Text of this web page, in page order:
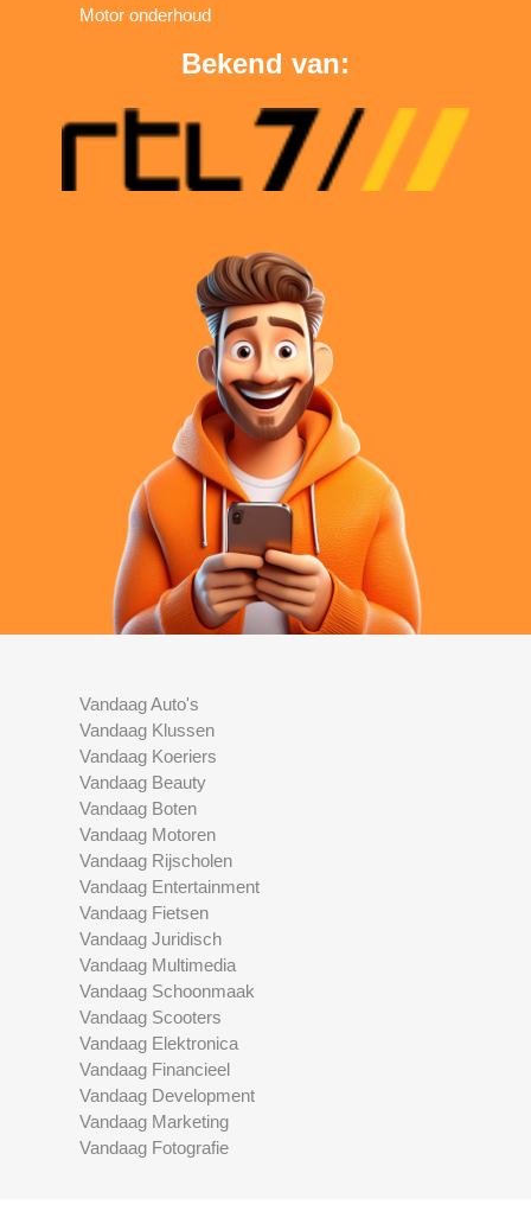
Motor onderhoud
Bekend van:
Vandaag Auto's
Vandaag Klussen
Vandaag Koeriers
Vandaag Beauty
Vandaag Boten
Vandaag Motoren
Vandaag Rijscholen
Vandaag Entertainment
Vandaag Fietsen
Vandaag Juridisch
Vandaag Multimedia
Vandaag Schoonmaak
Vandaag Scooters
Vandaag Elektronica
Vandaag Financieel
Vandaag Development
Vandaag Marketing
Vandaag Fotografie